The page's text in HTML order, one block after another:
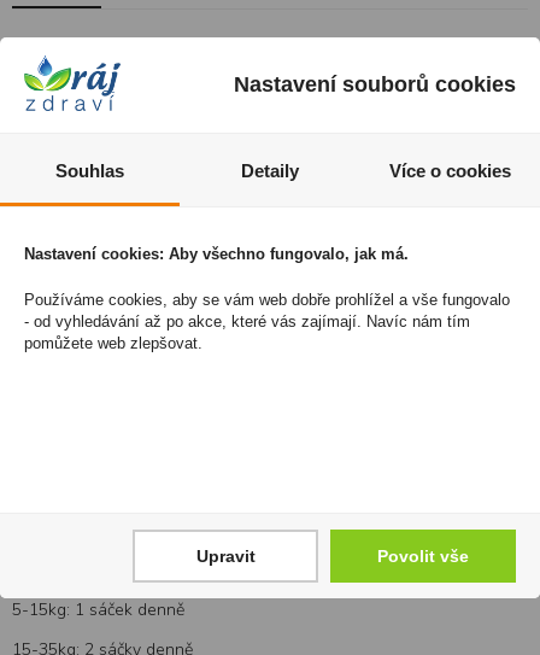
Pro-Kolin
stimuluje střevní imunitní systém, přispívá k rovnováze
mikroorganismů ve střevě a pomáhá udržet fyziologickou hladinu
Složení:butyrogenní alfa-glukan (odolný škrob), neaktivní kvasinky
(betaglukan a mannan-oligosacharid), MPS (mukopolysacharidový
probiotikum; Enterococcus faecium (DSM 10663/NCIMB 10415)
4b1707;2,1x1011 CFU/kg; 1x109 CFU/g
doporučení Vašeho veterinárního lékaře.
Zvíře do 5kg: 1/2 sáčku denně
5-15kg: 1 sáček denně
15-35kg: 2 sáčky denně
Nastavení souborů cookies
Souhlas Detaily Více o cookies
Nastavení cookies: Aby všechno fungovalo, jak má.
Používáme cookies, aby se vám web dobře prohlížel a vše fungovalo
- od vyhledávání až po akce, které vás zajímají. Navíc nám tím
pomůžete web zlepšovat.
Upravit Povolit vše